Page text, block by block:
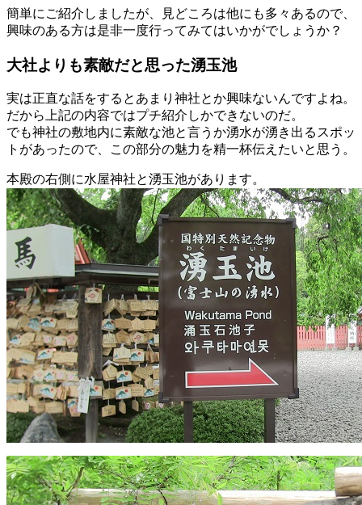
簡単にご紹介しましたが、見どころは他にも多々あるので、
興味のある方は是非一度行ってみてはいかがでしょうか？
大社よりも素敵だと思った湧玉池
実は正直な話をするとあまり神社とか興味ないんですよね。
だから上記の内容ではプチ紹介しかできないのだ。
でも神社の敷地内に素敵な池と言うか湧水が湧き出るスポッ
トがあったので、この部分の魅力を精一杯伝えたいと思う。
本殿の右側に水屋神社と湧玉池があります。